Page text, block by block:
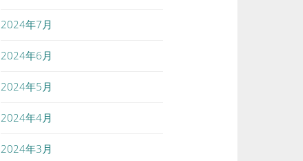
2024年7月
2024年6月
2024年5月
2024年4月
2024年3月